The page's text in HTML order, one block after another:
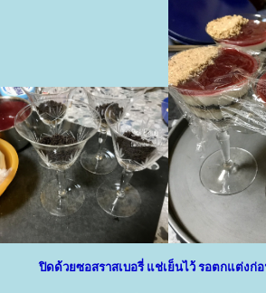
ปิดด้วยซอสราสเบอรี่ แช่เย็นไว้ รอตกแต่งก่อ